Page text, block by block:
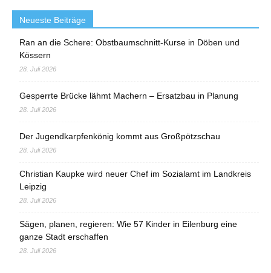
Neueste Beiträge
Ran an die Schere: Obstbaumschnitt-Kurse in Döben und
Kössern
28. Juli 2026
Gesperrte Brücke lähmt Machern – Ersatzbau in Planung
28. Juli 2026
Der Jugendkarpfenkönig kommt aus Großpötzschau
28. Juli 2026
Christian Kaupke wird neuer Chef im Sozialamt im Landkreis
Leipzig
28. Juli 2026
Sägen, planen, regieren: Wie 57 Kinder in Eilenburg eine
ganze Stadt erschaffen
28. Juli 2026